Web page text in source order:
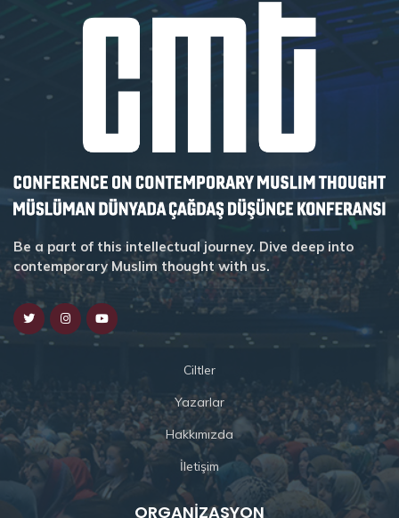
Be a part of this intellectual journey. Dive deep into
contemporary Muslim thought with us.
Ciltler
Yazarlar
Hakkımızda
İletişim
ORGANIZASYON